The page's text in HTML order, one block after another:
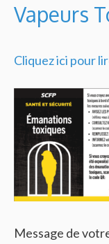
Vapeurs
Cliquez ici pour
Message de